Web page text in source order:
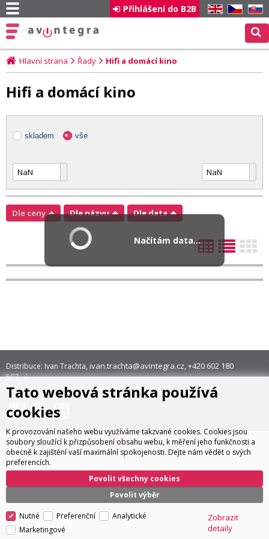
EN CZ SK
Přihlášení do B2B
Hlavní strana Řady Hifi a domácí kino
Hifi a domácí kino
skladem vše
Dle ceny Dle názvu Dle data
Distribuce: Ivan Trachta, ivan.trachta@avintegra.cz, +420 602 180
597
Servis: Alexej Rydzoň, servis@avintegra.sk, +420 771 140 900
© 2026 AV Integra CZ s.r.o. Všechna práva vyhrazena
Technické řešení © 2026 CyberSoft s.r.o.
Tato webová stránka používá
cookies
K provozování našeho webu využíváme takzvané cookies. Cookies jsou
soubory sloužící k přizpůsobení obsahu webu, k měření jeho funkčnosti a
obecně k zajištění vaší maximální spokojenosti. Dejte nám vědět o svých
preferencích.
Povolit výběr
Povolit všechny cookies
Nutné Preferenční
Analytické
Marketingové
Zobrazit
detaily
Načítám data...